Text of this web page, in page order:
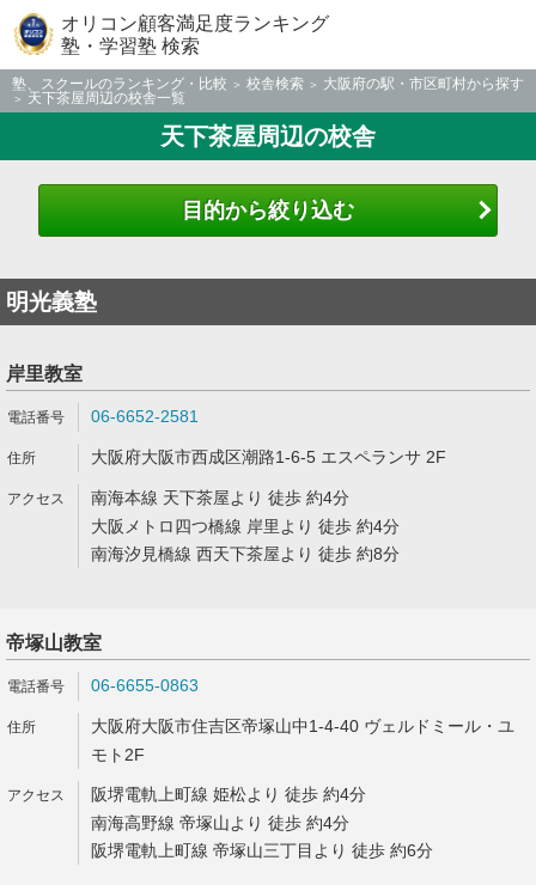
オリコン顧客満足度ランキング
塾・学習塾 検索
塾、スクールのランキング・比較 校舎検索
大阪府の駅・市区町村から探す
天下茶屋周辺の校舎一覧
天下茶屋周辺の校舎
目的から絞り込む
明光義塾
岸里教室
06-6652-2581
大阪府大阪市西成区潮路1-6-5 エスペランサ 2F
南海本線 天下茶屋より 徒歩 約4分
大阪メトロ四つ橋線 岸里より 徒歩 約4分
南海汐見橋線 西天下茶屋より 徒歩 約8分
帝塚山教室
06-6655-0863
大阪府大阪市住吉区帝塚山中1-4-40 ヴェルドミール・ユ
モト2F
阪堺電軌上町線 姫松より 徒歩 約4分
南海高野線 帝塚山より 徒歩 約4分
阪堺電軌上町線 帝塚山三丁目より 徒歩 約6分